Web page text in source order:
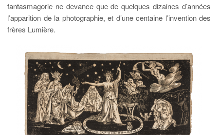
fantasmagorie ne devance que de quelques dizaines d’années
l’apparition de la photographie, et d’une centaine l’invention des
frères Lumière.